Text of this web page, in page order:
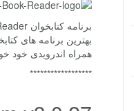
بهترین برنامه های
همراه اندرویدی خود
******************